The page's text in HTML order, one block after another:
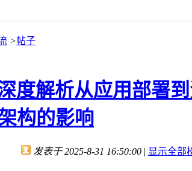
>帖子
度解析从应用部署
构的影响
发表于 2025-8-31 16:50:00 | 显示全部